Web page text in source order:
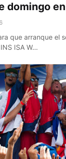
domingo
que arranque el
ISA W…